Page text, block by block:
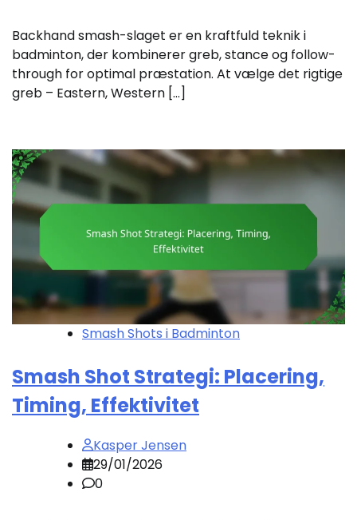
Backhand smash-slaget er en kraftfuld teknik i
badminton, der kombinerer greb, stance og follow-
through for optimal præstation. At vælge det rigtige
greb – Eastern, Western […]
Smash Shots i Badminton
Smash Shot Strategi: Placering,
Timing, Effektivitet
Kasper Jensen
29/01/2026
0